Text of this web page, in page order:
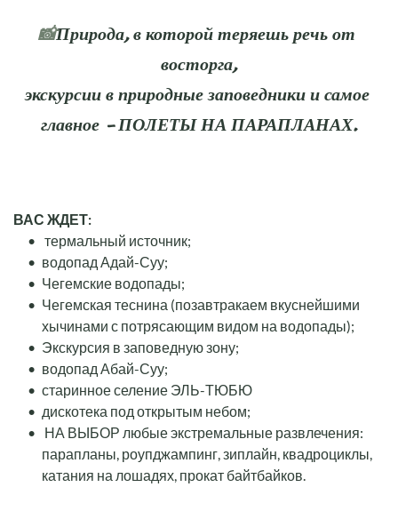
📸Природа, в которой теряешь речь от
восторга,
экскурсии в природные заповедники и самое
главное - ПОЛЕТЫ НА ПАРАПЛАНАХ.
ВАС ЖДЕТ:
термальный источник;
водопад Адай-Суу;
Чегемские водопады;
Чегемская теснина (позавтракаем вкуснейшими
хычинами с потрясающим видом на водопады);
Экскурсия в заповедную зону;
водопад Абай-Суу;
старинное селение ЭЛЬ-ТЮБЮ
дискотека под открытым небом;
НА ВЫБОР любые экстремальные развлечения:
парапланы, роупджампинг, зиплайн, квадроциклы,
катания на лошадях, прокат байтбайков.